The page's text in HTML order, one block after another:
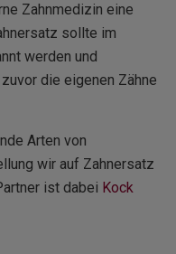
Zahnmedizin eine
sollte im
werden und
die eigenen Zähne
Arten von
wir auf Zahnersatz
ist dabei Kock